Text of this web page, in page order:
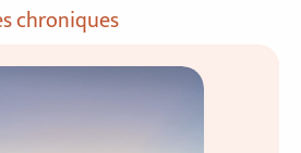
chroniques